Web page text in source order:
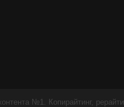
№1. Копирайтинг,